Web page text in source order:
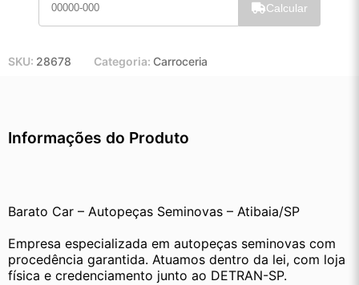
11x de R$ 9,08
Calcular
SKU: 28678 Categoria: Carroceria
Informações do Produto
Barato Car – Autopeças Seminovas – Atibaia/SP
Empresa especializada em autopeças seminovas com
procedência garantida. Atuamos dentro da lei, com loja
física e credenciamento junto ao DETRAN-SP.